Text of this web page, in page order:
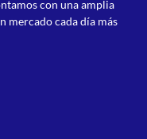
con una amplia
mercado cada día más